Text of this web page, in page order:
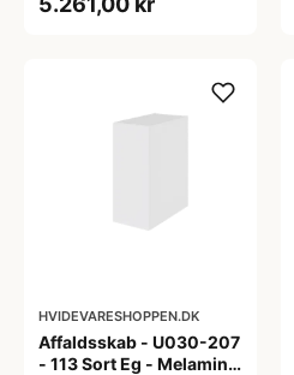
HVIDEVARESHOPPEN.DK
Affaldsskab - U030-207
- 113 Sort Eg - Melamin,